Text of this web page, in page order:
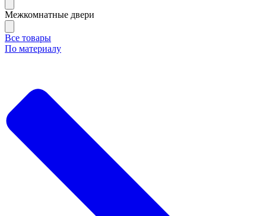
Межкомнатные двери
Все товары
По материалу